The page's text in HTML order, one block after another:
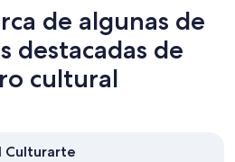
de algunas de
destacadas de
cultural
Culturarte